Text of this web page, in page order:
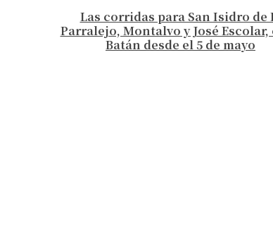
Las corridas para San Isidro de
Parralejo, Montalvo y José Escolar,
Batán desde el 5 de mayo